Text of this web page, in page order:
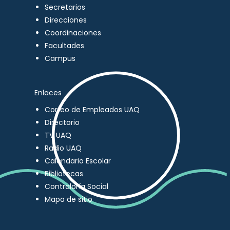
Secretarios
Direcciones
Coordinaciones
Facultades
Campus
Enlaces
Correo de Empleados UAQ
Directorio
TV UAQ
Radio UAQ
Calendario Escolar
Bibliotecas
Contraloría Social
Mapa de sitio